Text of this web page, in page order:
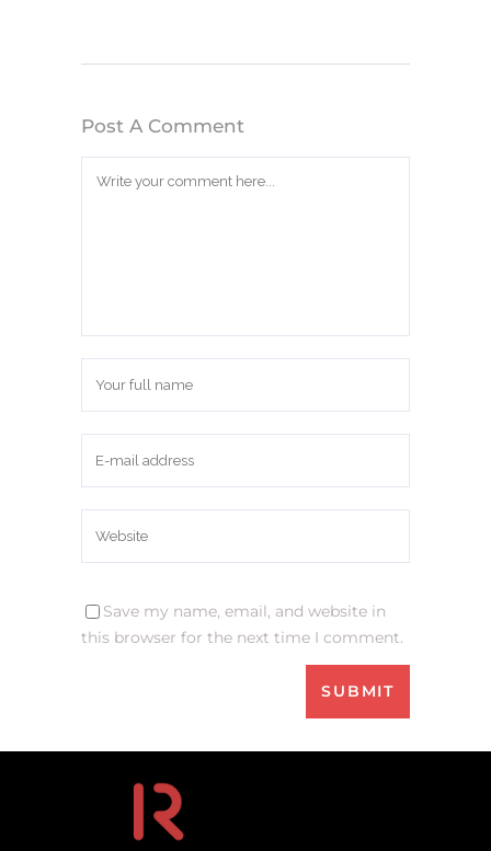
Post A Comment
Save my name, email, and website in
this browser for the next time I comment.